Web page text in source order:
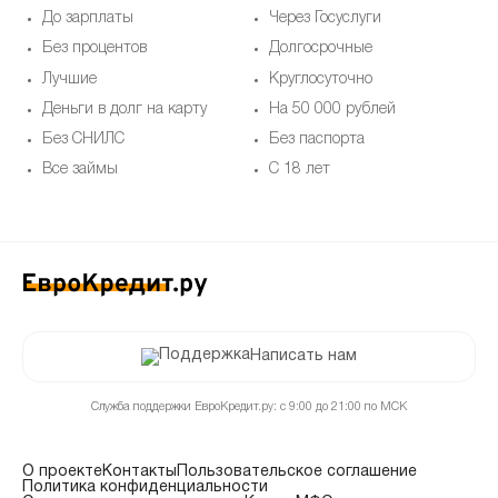
До зарплаты
Без процентов
Лучшие
Деньги в долг на карту
Без СНИЛС
Все займы
Через Госуслуги
Долгосрочные
Круглосуточно
На 50 000 рублей
Без паспорта
С 18 лет
Написать нам
Служба поддержки ЕвроКредит.ру: с 9:00 до 21:00 по МСК
О проектеКонтакты
Пользовательское соглашение
Политика конфиденциальности